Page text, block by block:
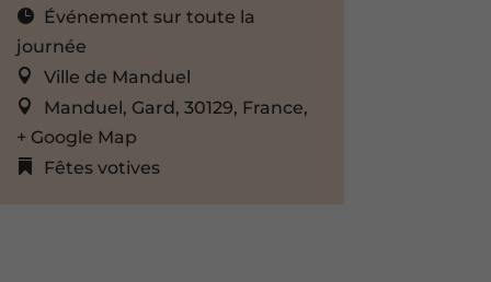
Événement sur toute la
journée
Ville de Manduel
Manduel, Gard, 30129, France,
+ Google Map
Fêtes votives